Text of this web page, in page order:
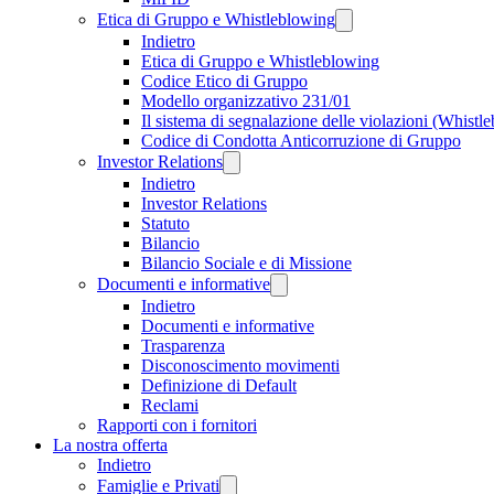
Etica di Gruppo e Whistleblowing
Indietro
Etica di Gruppo e Whistleblowing
Codice Etico di Gruppo
Modello organizzativo 231/01
Il sistema di segnalazione delle violazioni
Codice di Condotta Anticorruzione di Gruppo
Investor Relations
Indietro
Investor Relations
Statuto
Bilancio
Bilancio Sociale e di Missione
Documenti e informative
Indietro
Documenti e informative
Trasparenza
Disconoscimento movimenti
Definizione di Default
Reclami
Rapporti con i fornitori
La nostra offerta
Indietro
Famiglie e Privati